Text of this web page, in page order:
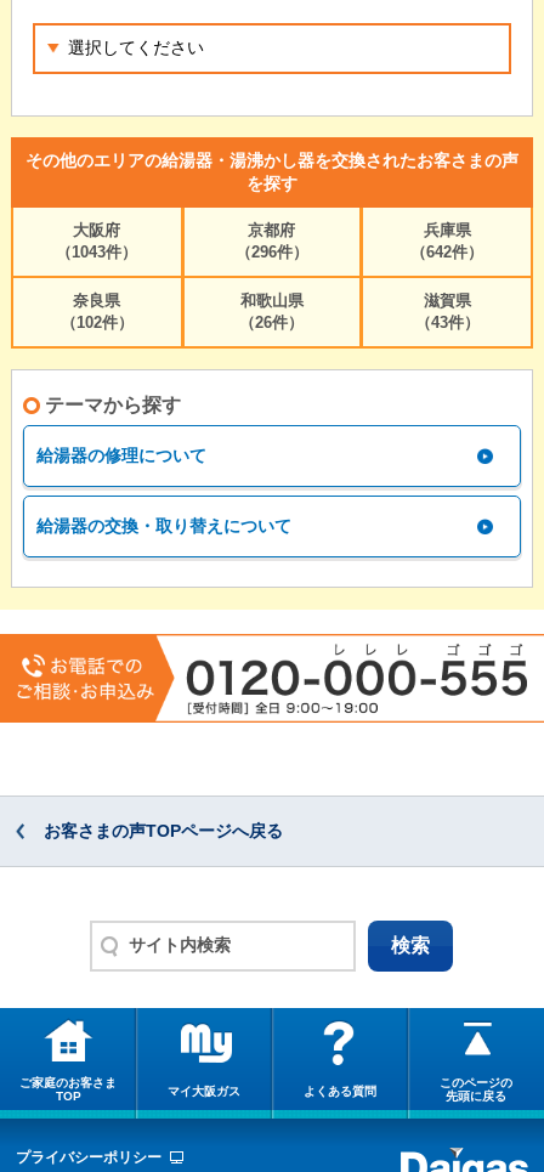
その他のエリアの給湯器・湯沸かし器を交換されたお客さまの声
を探す
大阪府
（1043件）
京都府
（296件）
兵庫県
（642件）
奈良県
（102件）
和歌山県
（26件）
滋賀県
（43件）
テーマから探す
給湯器の修理について
給湯器の交換・取り替えについて
お客さまの声TOPページへ戻る
ご家庭のお客さま
TOP
マイ大阪ガス よくある質問
このページの
先頭に戻る
プライバシーポリシー